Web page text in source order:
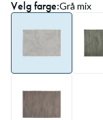
Velgfarge:Grå mix